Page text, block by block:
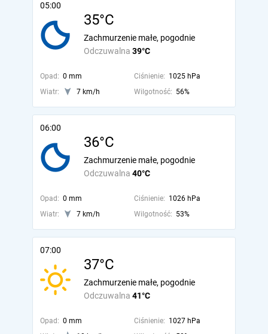
05:00
35°C
Odczuwalna 39°C
Zachmurzenie małe, pogodnie
Opad: 0 mm Ciśnienie: 1025 hPa
Wiatr:
7 km/h Wilgotność: 56%
06:00
36°C
Odczuwalna 40°C
Zachmurzenie małe, pogodnie
Opad: 0 mm Ciśnienie: 1026 hPa
Wiatr:
7 km/h Wilgotność: 53%
07:00
37°C
Odczuwalna 41°C
Zachmurzenie małe, pogodnie
Opad: 0 mm Ciśnienie: 1027 hPa